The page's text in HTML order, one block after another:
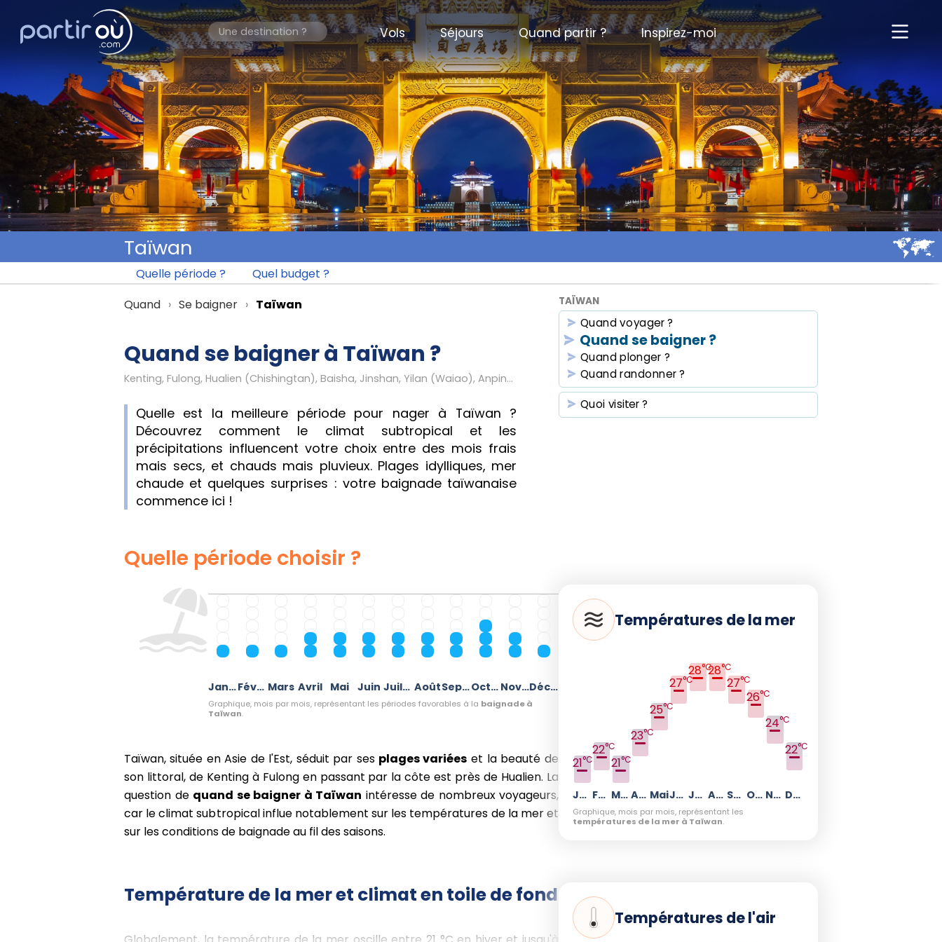
Vols Séjours Quand partir ? Inspirez-moi
Taïwan
Quelle période ? Quel budget ?
TAÏWAN
Quand voyager ?
Quand se baigner ?
Quand plonger ?
Quand randonner ?
Quoi visiter ?
Quand Se baigner Taïwan
Quand se baigner à Taïwan ?
Kenting, Fulong, Hualien (Chishingtan), Baisha, Jinshan, Yilan (Waiao), Anping (lighthouse beach), Chaoguang (Chaojing)
Quelle est la meilleure période pour nager à Taïwan ?
Découvrez comment le climat subtropical et les
précipitations influencent votre choix entre des mois frais
mais secs, et chauds mais pluvieux. Plages idylliques, mer
chaude et quelques surprises : votre baignade taïwanaise
commence ici !
Quelle période choisir ?
Janvier Février Mars Avril Mai Juin Juillet Août Septembre Octobre Novembre Décembre
Graphique, mois par mois, représentant les périodes favorables à la baignade à
Taïwan.
Taïwan, située en Asie de l'Est, séduit par ses plages variées et la beauté de
son littoral, de Kenting à Fulong en passant par la côte est près de Hualien. La
question de quand se baigner à Taïwan intéresse de nombreux voyageurs,
car le climat subtropical influe notablement sur les températures de la mer et
sur les conditions de baignade au fil des saisons.
Température de la mer et climat en toile de fond
Températures de la mer
Janvier
21°C
Février
22°C
Mars
21°C
Avril
23°C
Mai
25°C
Juin
27°C
Juillet
28°C
Août
28°C
Septembre
27°C
Octobre
26°C
Novembre
24°C
Décembre
22°C
Graphique, mois par mois, représentant les
températures de la mer à Taïwan.
Températures de l'air